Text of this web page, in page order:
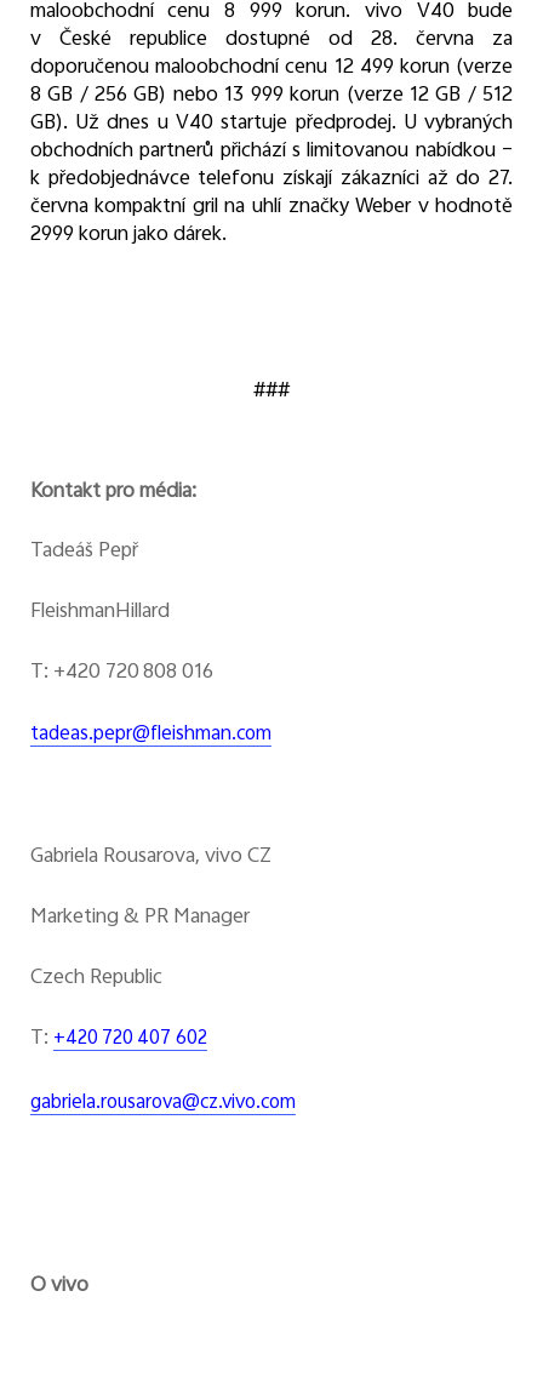
maloobchodní cenu 8 999 korun. vivo V40 bude
v České republice dostupné od 28. června za
doporučenou maloobchodní cenu 12 499 korun (verze
8 GB / 256 GB) nebo 13 999 korun (verze 12 GB / 512
GB). Už dnes u V40 startuje předprodej. U vybraných
obchodních partnerů přichází s limitovanou nabídkou –
k předobjednávce telefonu získají zákazníci až do 27.
června kompaktní gril na uhlí značky Weber v hodnotě
2999 korun jako dárek.
###
Kontakt pro média:
Tadeáš Pepř
FleishmanHillard
T: +420 720 808 016
tadeas.pepr@fleishman.com
Gabriela Rousarova, vivo CZ
Marketing & PR Manager
Czech Republic
T: +420 720 407 602
gabriela.rousarova@cz.vivo.com
O vivo